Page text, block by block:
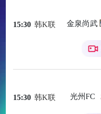
15:30 韩K联 金泉尚武
15:30 韩K联 光州FC